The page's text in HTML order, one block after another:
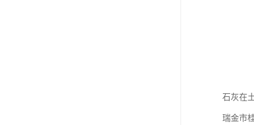
石灰在
瑞金市